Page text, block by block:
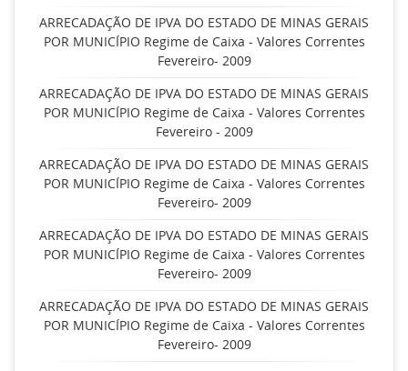
ARRECADAÇÃO DE IPVA DO ESTADO DE MINAS GERAIS
POR MUNICÍPIO Regime de Caixa - Valores Correntes
Fevereiro- 2009
ARRECADAÇÃO DE IPVA DO ESTADO DE MINAS GERAIS
POR MUNICÍPIO Regime de Caixa - Valores Correntes
Fevereiro - 2009
ARRECADAÇÃO DE IPVA DO ESTADO DE MINAS GERAIS
POR MUNICÍPIO Regime de Caixa - Valores Correntes
Fevereiro- 2009
ARRECADAÇÃO DE IPVA DO ESTADO DE MINAS GERAIS
POR MUNICÍPIO Regime de Caixa - Valores Correntes
Fevereiro- 2009
ARRECADAÇÃO DE IPVA DO ESTADO DE MINAS GERAIS
POR MUNICÍPIO Regime de Caixa - Valores Correntes
Fevereiro- 2009